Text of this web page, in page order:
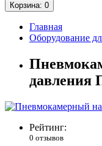
Корзина: 0
Главная
Оборудование
Рейтинг:
0 отзывов